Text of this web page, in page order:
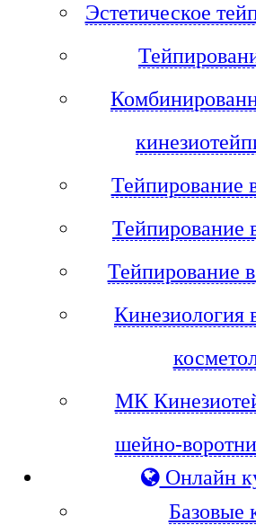
Эстетическое
Тейпирование
Тейпирование
Тейпирование
Кинезиология
МК
шейно-
Онлайн
Базовые